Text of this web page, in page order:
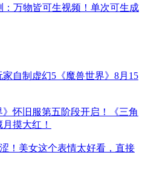
：万物皆可生视频！单次可生成
自制虚幻5《魔兽世界》8月15
怀旧服第五阶段开启！《三角
摸大红！
！美女这个表情太好看，直接